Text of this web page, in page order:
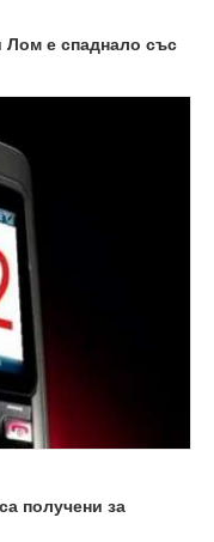
Лом е спаднало със
получени за